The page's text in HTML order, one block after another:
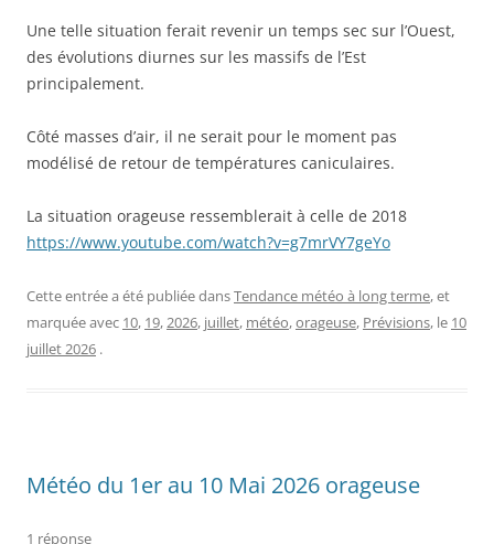
Une telle situation ferait revenir un temps sec sur l’Ouest,
des évolutions diurnes sur les massifs de l’Est
principalement.
Côté masses d’air, il ne serait pour le moment pas
modélisé de retour de températures caniculaires.
La situation orageuse ressemblerait à celle de 2018
https://www.youtube.com/watch?v=g7mrVY7geYo
Cette entrée a été publiée dansTendance météo à long terme, et
marquée avec 10, 19,2026, juillet, météo,orageuse, Prévisions, le 10
juillet 2026 .
Météo du 1er au 10 Mai 2026 orageuse
1 réponse